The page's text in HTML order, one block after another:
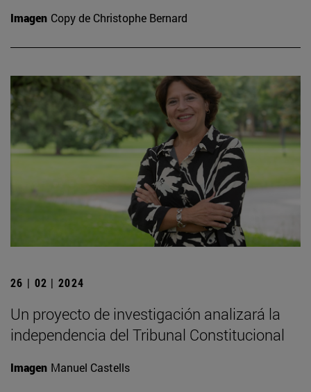
Imagen Copy de Christophe Bernard
26 | 02 | 2024
Un proyecto de investigación analizará la
independencia del Tribunal Constitucional
Imagen Manuel Castells